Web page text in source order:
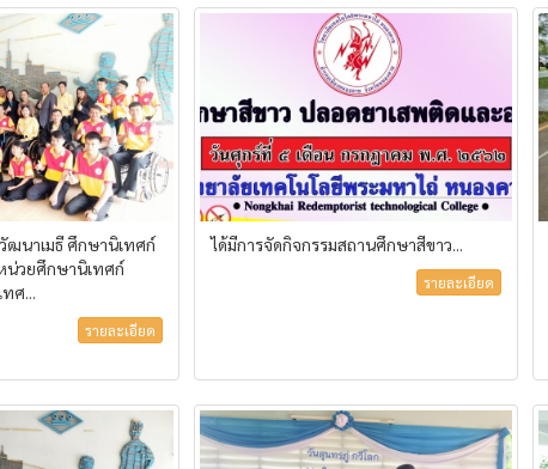
ฒนาเมธี ศึกษานิเทศก์
น่วยศึกษานิเทศก์
ศ...
รายละเอียด
ได้มีการจัดกิจกรรมสถานศึกษาสีขาว...
รายละเอียด